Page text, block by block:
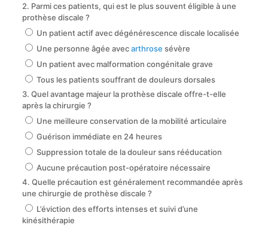
2. Parmi ces patients, qui est le plus souvent éligible à une
prothèse discale ?
Un patient actif avec dégénérescence discale localisée
Une personne âgée avecarthrose sévère
Un patient avec malformation congénitale grave
Tous les patients souffrant de douleurs dorsales
3. Quel avantage majeur la prothèse discale offre-t-elle
après la chirurgie ?
Une meilleure conservation de la mobilité articulaire
Guérison immédiate en 24 heures
Suppression totale de la douleur sans rééducation
Aucune précaution post-opératoire nécessaire
4. Quelle précaution est généralement recommandée après
une chirurgie de prothèse discale ?
L’éviction des efforts intenses et suivi d’une
kinésithérapie